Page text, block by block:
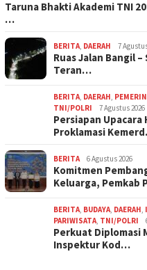
Taruna Bhakti Akademi TNI
…
BERITA, DAERAH 7
Ruas Jalan Bangil
Teran…
BERITA, DAERAH,
TNI/POLRI
7 Agustus 2026
Persiapan Upacara
Proklamasi
BERITA 6 Agustus 2026
Komitmen
Keluarga, Pemkab
BERITA, BUDAYA, DAERAH,
PARIWISATA, TNI/POLRI
Perkuat Diplomasi
Inspektur Kod…